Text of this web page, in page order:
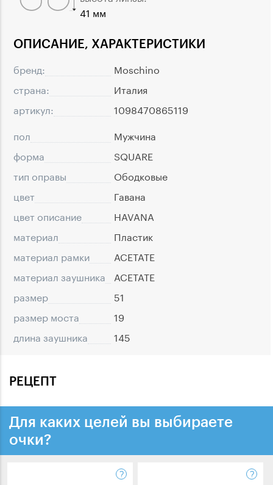
ОПИСАНИЕ, ХАРАКТЕРИСТИКИ
бренд:
Moschino
страна:
Италия
артикул:
1098470865119
пол
Мужчина
форма
SQUARE
тип оправы
Ободковые
цвет
Гавана
цвет описание
HAVANA
материал
Пластик
материал рамки
ACETATE
материал заушника
ACETATE
размер
51
размер моста
19
длина заушника
145
41 мм
РЕЦЕПТ
Для каких целей вы выбираете
очки?